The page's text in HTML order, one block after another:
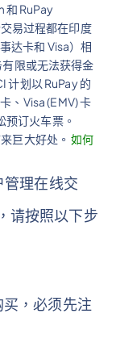
和 RuPay
易过程都在印度
达卡和 Visa）相
限或无法获得金
计划以 RuPay 的
、Visa (EMV) 卡
预订火车票。
巨大好处。如何
管理在线交
请按照以下步
买，必须先注